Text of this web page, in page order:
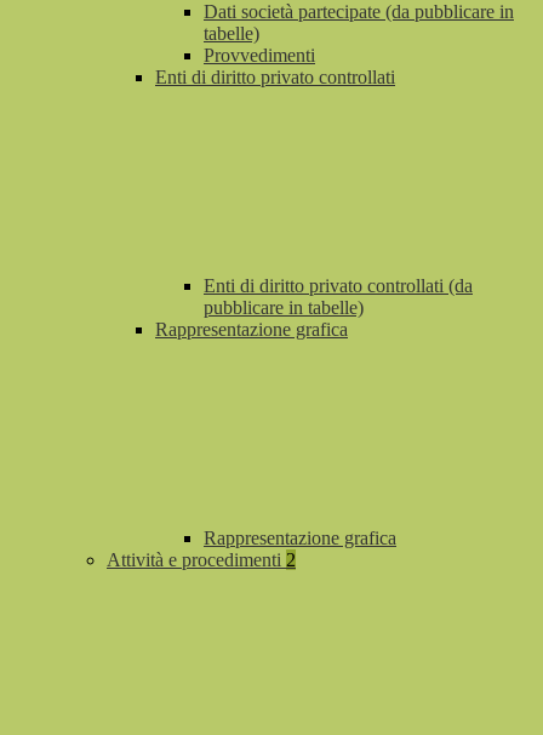
Dati società partecipate (da pubblicare in
tabelle)
Provvedimenti
Enti di diritto privato controllati
Enti di diritto privato controllati (da
pubblicare in tabelle)
Rappresentazione grafica
Rappresentazione grafica
Attività e procedimenti 2